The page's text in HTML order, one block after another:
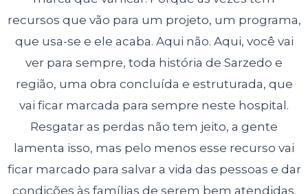
recursos que vão para um projeto, um programa,
que usa-se e ele acaba. Aqui não. Aqui, você vai
ver para sempre, toda história de Sarzedo e
região, uma obra concluída e estruturada, que
vai ficar marcada para sempre neste hospital.
Resgatar as perdas não tem jeito, a gente
lamenta isso, mas pelo menos esse recurso vai
ficar marcado para salvar a vida das pessoas e dar
condições às famílias de serem bem atendidas.